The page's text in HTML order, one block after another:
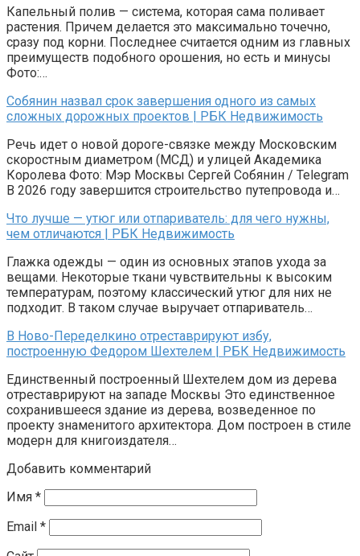
Капельный полив — система, которая сама поливает
растения. Причем делается это максимально точечно,
сразу под корни. Последнее считается одним из главных
преимуществ подобного орошения, но есть и минусы
Фото:…
Собянин назвал срок завершения одного из самых
сложных дорожных проектов | РБК Недвижимость
Речь идет о новой дороге-связке между Московским
скоростным диаметром (МСД) и улицей Академика
Королева Фото: Мэр Москвы Сергей Собянин / Telegram
В 2026 году завершится строительство путепровода и…
Что лучше — утюг или отпариватель: для чего нужны,
чем отличаются | РБК Недвижимость
Глажка одежды — один из основных этапов ухода за
вещами. Некоторые ткани чувствительны к высоким
температурам, поэтому классический утюг для них не
подходит. В таком случае выручает отпариватель…
В Ново-Переделкино отреставрируют избу,
построенную Федором Шехтелем | РБК Недвижимость
Единственный построенный Шехтелем дом из дерева
отреставрируют на западе Москвы Это единственное
сохранившееся здание из дерева, возведенное по
проекту знаменитого архитектора. Дом построен в стиле
модерн для книгоиздателя…
Добавить комментарий
Имя *
Email *